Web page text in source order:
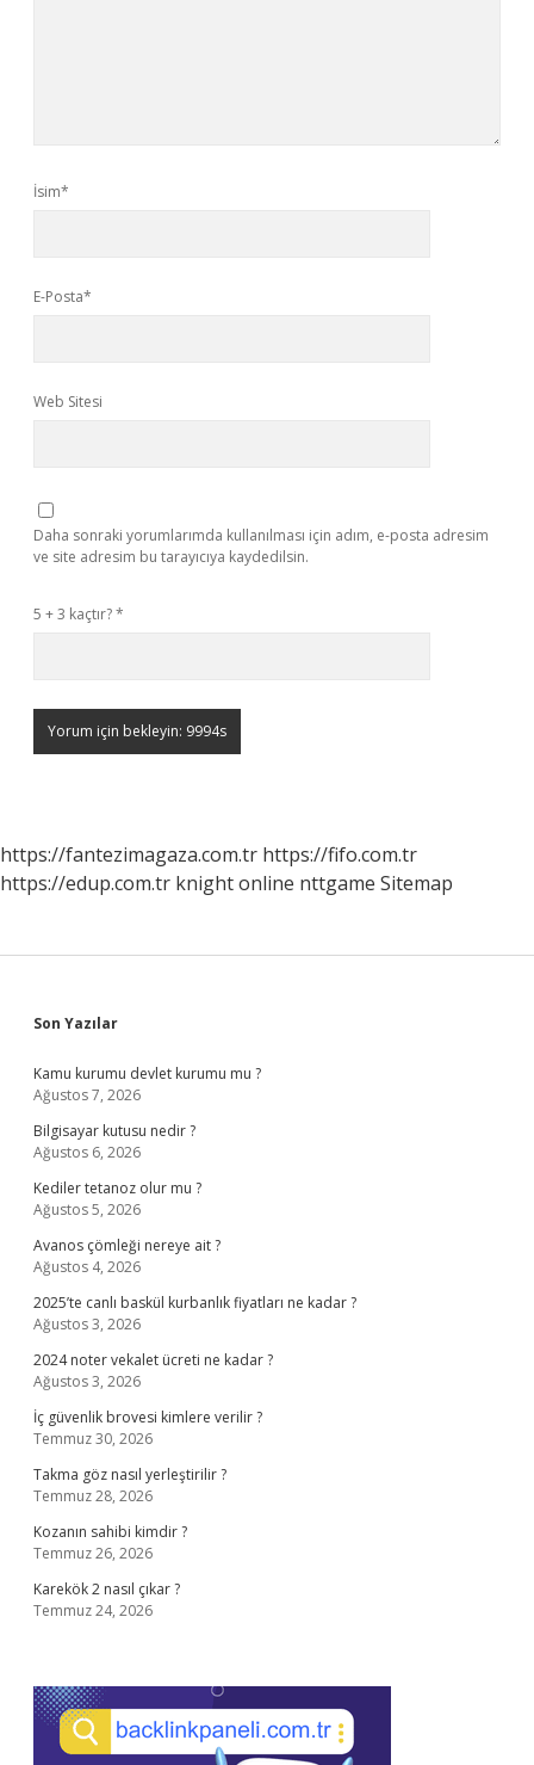
İsim*
E-Posta*
Web Sitesi
Daha sonraki yorumlarımda kullanılması için adım, e-posta adresim
ve site adresim bu tarayıcıya kaydedilsin.
5 + 3 kaçtır?*
https://fantezimagaza.com.tr https://fifo.com.tr
https://edup.com.tr knight online nttgame Sitemap
Sidebar
Son Yazılar
Kamu kurumu devlet kurumu mu ?
Ağustos 7, 2026
Bilgisayar kutusu nedir ?
Ağustos 6, 2026
Kediler tetanoz olur mu ?
Ağustos 5, 2026
Avanos çömleği nereye ait ?
Ağustos 4, 2026
2025’te canlı baskül kurbanlık fiyatları ne kadar ?
Ağustos 3, 2026
2024 noter vekalet ücreti ne kadar ?
Ağustos 3, 2026
İç güvenlik brovesi kimlere verilir ?
Temmuz 30, 2026
Takma göz nasıl yerleştirilir ?
Temmuz 28, 2026
Kozanın sahibi kimdir ?
Temmuz 26, 2026
Karekök 2 nasıl çıkar ?
Temmuz 24, 2026